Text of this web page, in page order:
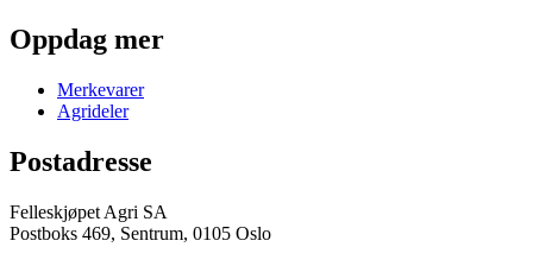
Oppdag mer
Merkevarer
Agrideler
Postadresse
Felleskjøpet Agri SA
Postboks 469, Sentrum, 0105 Oslo